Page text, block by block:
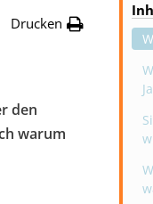
Drucken
den
warum